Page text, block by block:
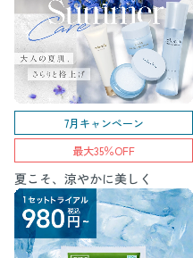
7月キャンペーン
最大35％OFF
夏こそ、涼やかに美しく